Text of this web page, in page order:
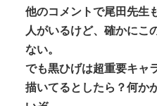
他のコメントで尾田先生
人がいるけど、確かにこ
ない。
でも黒ひげは超重要キャ
描いてるとしたら？何か